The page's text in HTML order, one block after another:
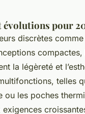
évolutions pour
discrètes
compactes,
la légèreté et
telles
ou les poches
exigences